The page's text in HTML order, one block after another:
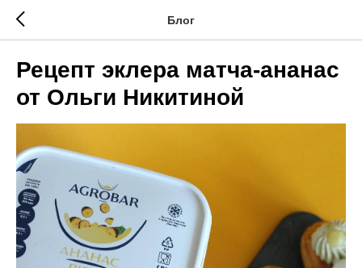
Блог
Рецепт эклера матча-ананас
от Ольги Никитиной